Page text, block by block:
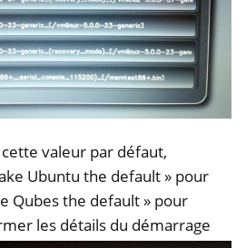
valeur par défaut,
Ubuntu the default » pour
Qubes the default » pour
les détails du démarrage